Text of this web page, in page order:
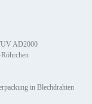
AD2000
in Blechdrahten